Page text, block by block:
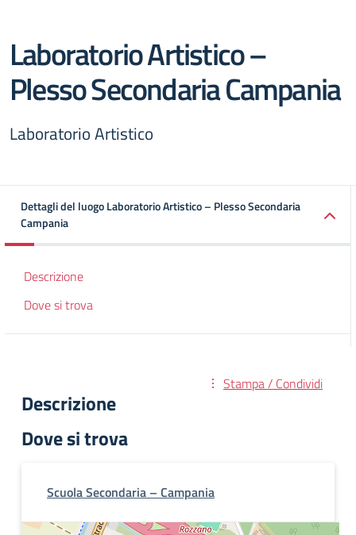
Laboratorio Artistico –
Plesso Secondaria Campania
Laboratorio Artistico
Dettagli del luogo Laboratorio Artistico – Plesso Secondaria
Campania
Descrizione
Dove si trova
Stampa / Condividi
Descrizione
Dove si trova
Scuola Secondaria – Campania